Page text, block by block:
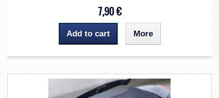
7,90 €
Add to cart More